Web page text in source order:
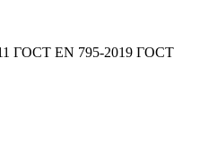
ГОСТ EN 795-2019 ГОСТ